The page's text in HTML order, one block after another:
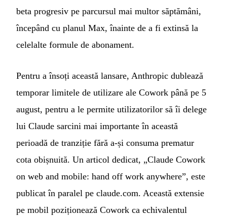
beta progresiv pe parcursul mai multor săptămâni,
începând cu planul Max, înainte de a fi extinsă la
celelalte formule de abonament.
Pentru a însoți această lansare, Anthropic dublează
temporar limitele de utilizare ale Cowork până pe 5
august, pentru a le permite utilizatorilor să îi delege
lui Claude sarcini mai importante în această
perioadă de tranziție fără a-și consuma prematur
cota obișnuită. Un articol dedicat, „Claude Cowork
on web and mobile: hand off work anywhere”, este
publicat în paralel pe claude.com. Această extensie
pe mobil poziționează Cowork ca echivalentul